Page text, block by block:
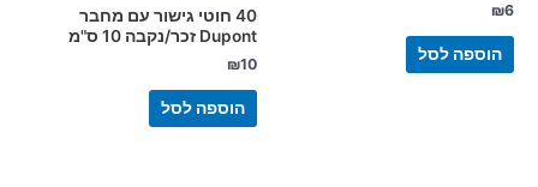
₪6
הוספה לסל
40 חוטי גישור עם מחבר
Dupont זכר/נקבה 10 ס"מ
₪10
הוספה לסל